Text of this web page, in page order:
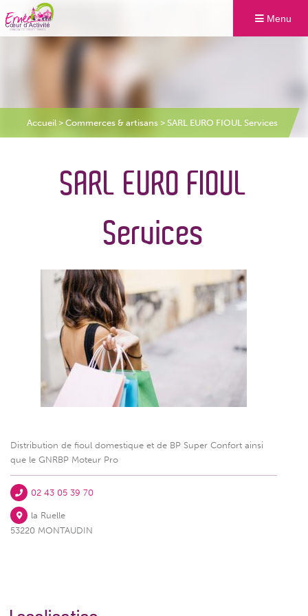
Menu
Accueil> Commerces & artisans > SARL EURO FIOUL Services
SARL EURO FIOUL
Services
Distribution de fioul domestique et de BP Super Confort ainsi
que le GNRBP Moteur Pro
02 43 05 39 70
la Ruelle
53220 MONTAUDIN